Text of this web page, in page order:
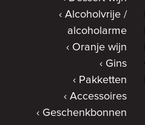
Alcoholvrije /
alcoholarme
Oranje wijn
Gins
Pakketten
Accessoires
Geschenkbonnen